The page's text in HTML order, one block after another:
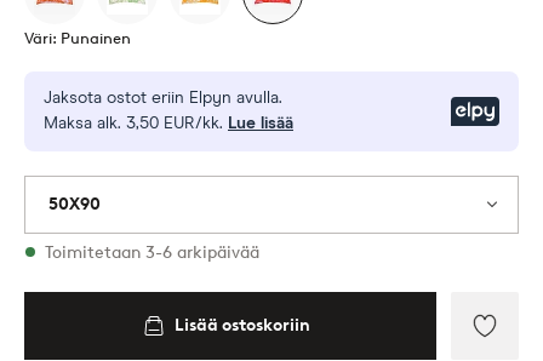
Väri: Punainen
Jaksota ostot eriin Elpyn avulla.
Maksa alk. 3,50 EUR/kk. Lue lisää
50X90
Varastossa
Toimitetaan 3-6 arkipäivää
Lisää ostoskoriin